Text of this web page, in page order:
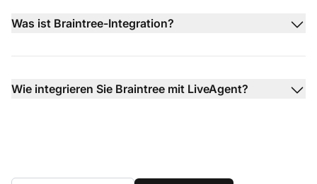
Was ist Braintree-Integration?
Wie integrieren Sie Braintree mit LiveAgent?